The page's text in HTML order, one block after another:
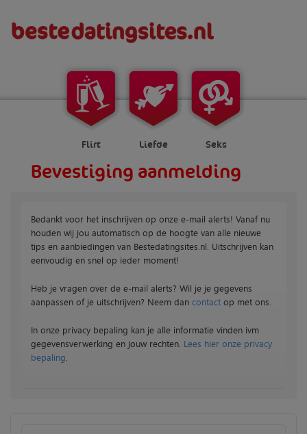
Flirt Liefde Seks
Bevestiging aanmelding
Bedankt voor het inschrijven op onze e-mail alerts! Vanaf nu
houden wij jou automatisch op de hoogte van alle nieuwe
tips en aanbiedingen van Bestedatingsites.nl. Uitschrijven kan
eenvoudig en snel op ieder moment!
Heb je vragen over de e-mail alerts? Wil je je gegevens
aanpassen of je uitschrijven? Neem dan contact op met ons.
In onze privacy bepaling kan je alle informatie vinden ivm
gegevensverwerking en jouw rechten. Lees hier onze privacy
bepaling